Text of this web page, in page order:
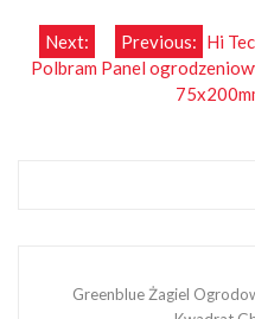
Nawigacja
Previous: Hi
Next:
Polbram Panel
Greenblue Żagiel